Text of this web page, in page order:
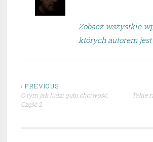
Zobacz wszystkie
których autorem
Nawigacja
wpisu
‹ PREVIOUS
O tym jak ludzi gubi chciwość.
Część 2.
Takie